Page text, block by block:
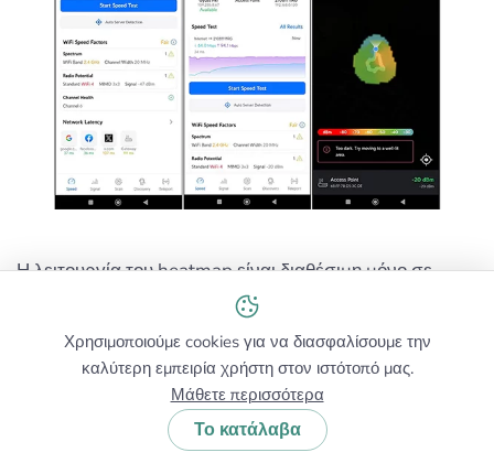
Η λειτουργία του heatmap είναι διαθέσιμη μόνο σε
συσκευές Android με έκδοση 8.0 ή νεότερη. Αυτή η
λειτουργία δεν είναι διαθέσιμη σε iOS λόγω
περιορισμών της πλατφόρμας, κάτι που καθιστά την
έκδοση Android καλύτερη επιλογή για τη δημιουργία
Χρησιμοποιούμε cookies για να διασφαλίσουμε την
καλύτερη εμπειρία χρήστη στον ιστότοπό μας.
Μάθετε περισσότερα
Το κατάλαβα